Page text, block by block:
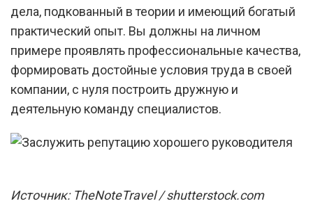
дела, подкованный в теории и имеющий богатый
практический опыт. Вы должны на личном
примере проявлять профессиональные качества,
формировать достойные условия труда в своей
компании, с нуля построить дружную и
деятельную команду специалистов.
Источник: TheNoteTravel / shutterstock.com